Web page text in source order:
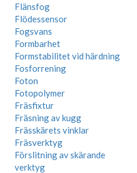
Flänsfog
Flödessensor
Fogsvans
Formbarhet
Formstabilitet vid härdning
Fosforrening
Foton
Fotopolymer
Fräsfixtur
Fräsning av kugg
Frässkärets vinklar
Fräsverktyg
Förslitning av skärande
verktyg